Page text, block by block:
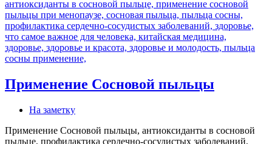
Применение Сосновой пыльцы
На заметку
Применение Сосновой пыльцы, антиоксиданты в сосновой
пыльце, профилактика сердечно-сосудистых заболеваний,